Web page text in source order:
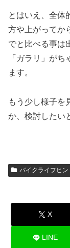
とはいえ、全体
方や上がってか
でと比べる事は
「ガラリ」が
ます。
もう少し様子を
か、検討したい
バイクライフヒン
X
LINE